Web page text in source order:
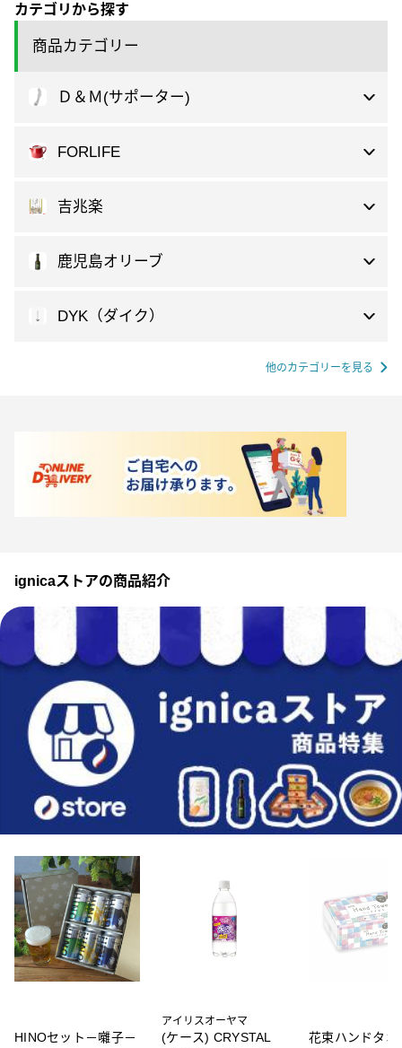
カテゴリから探す
商品カテゴリー
Ｄ＆Ｍ(サポーター)
FORLIFE
吉兆楽
鹿児島オリーブ
DYK（ダイク）
他のカテゴリーを見る
ignicaストアの商品紹介
HINOセット－囃子－
アイリスオーヤマ
(ケース) CRYSTAL
花束ハンドタオ